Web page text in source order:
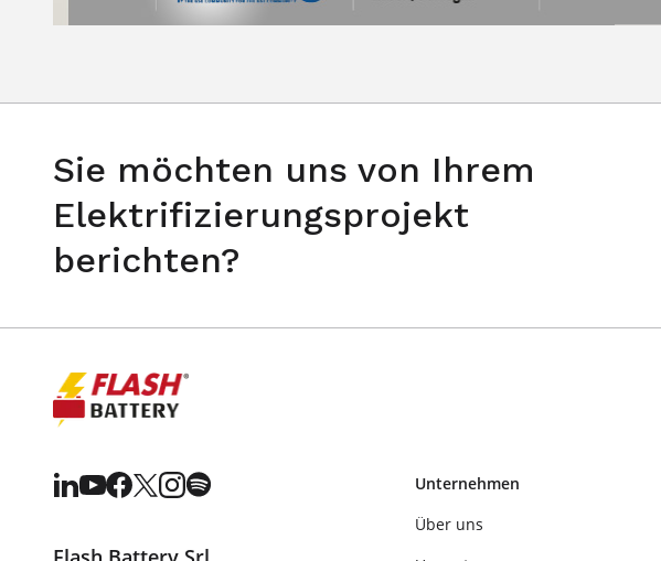
Sie möchten uns von Ihrem
Elektrifizierungsprojekt
berichten?
Unternehmen
Über uns